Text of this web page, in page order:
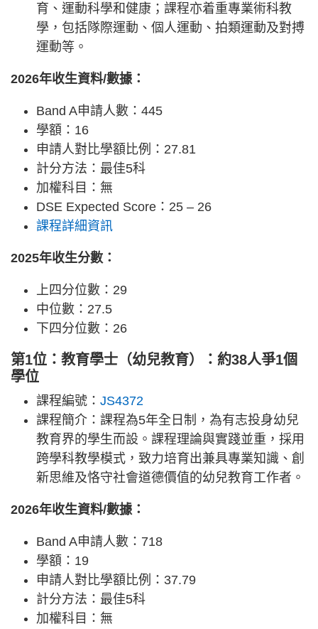
育、運動科學和健康；課程亦着重專業術科教
學，包括隊際運動、個人運動、拍類運動及對搏
運動等。
2026年收生資料/數據：
Band A申請人數：445
學額：16
申請人對比學額比例：27.81
計分方法：最佳5科
加權科目：無
DSE Expected Score：25 – 26
課程詳細資訊
2025年收生分數：
上四分位數：29
中位數：27.5
下四分位數：26
第1位：教育學士（幼兒教育）：約38人爭1個
學位
課程編號： JS4372
課程簡介：課程為5年全日制，為有志投身幼兒
教育界的學生而設。課程理論與實踐並重，採用
跨學科教學模式，致力培育出兼具專業知識、創
新思維及恪守社會道德價值的幼兒教育工作者。
2026年收生資料/數據：
Band A申請人數：718
學額：19
申請人對比學額比例：37.79
計分方法：最佳5科
加權科目：無